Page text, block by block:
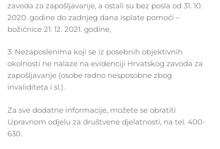
zavoda za zapošljavanje, a ostali su bez posla od 31. 10.
2020. godine do zadnjeg dana isplate pomoći –
božićnice 21. 12. 2021. godine,
3. Nezaposlenima koji se iz posebnih objektivnih
okolnosti ne nalaze na evidenciji Hrvatskog zavoda za
zapošljavanje (osobe radno nesposobne zbog
invaliditeta i sl.).
Za sve dodatne informacije, možete se obratiti
Upravnom odjelu za društvene djelatnosti, na tel. 400-
630.